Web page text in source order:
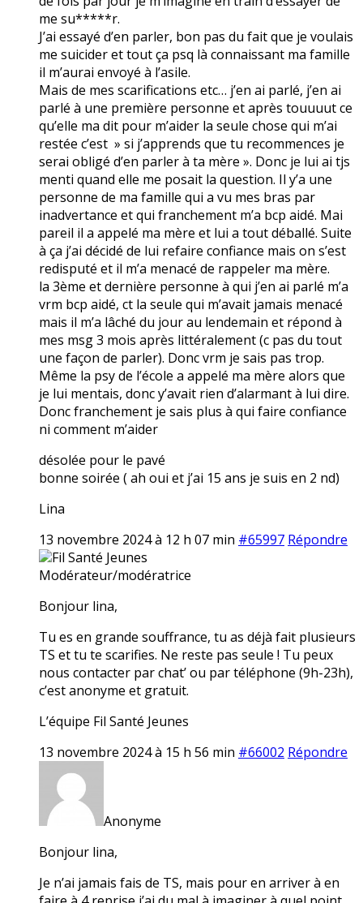
me su*****r.
J’ai essayé d’en parler, bon pas du fait que je voulais
me suicider et tout ça psq là connaissant ma famille
il m’aurai envoyé à l’asile.
Mais de mes scarifications etc… j’en ai parlé, j’en ai
parlé à une première personne et après touuuut ce
qu’elle ma dit pour m’aider la seule chose qui m’ai
restée c’est » si j’apprends que tu recommences je
serai obligé d’en parler à ta mère ». Donc je lui ai tjs
menti quand elle me posait la question. Il y’a une
personne de ma famille qui a vu mes bras par
inadvertance et qui franchement m’a bcp aidé. Mai
pareil il a appelé ma mère et lui a tout déballé. Suite
à ça j’ai décidé de lui refaire confiance mais on s’est
redisputé et il m’a menacé de rappeler ma mère.
la 3ème et dernière personne à qui j’en ai parlé m’a
vrm bcp aidé, ct la seule qui m’avait jamais menacé
mais il m’a lâché du jour au lendemain et répond à
mes msg 3 mois après littéralement (c pas du tout
une façon de parler). Donc vrm je sais pas trop.
Même la psy de l’école a appelé ma mère alors que
je lui mentais, donc y’avait rien d’alarmant à lui dire.
Donc franchement je sais plus à qui faire confiance
ni comment m’aider
désolée pour le pavé
bonne soirée ( ah oui et j’ai 15 ans je suis en 2 nd)
Lina
13 novembre 2024 à 12 h 07 min #65997 Répondre
Fil Santé Jeunes
Modérateur/modératrice
Bonjour lina,
Tu es en grande souffrance, tu as déjà fait plusieurs
TS et tu te scarifies. Ne reste pas seule ! Tu peux
nous contacter par chat’ ou par téléphone (9h-23h),
c’est anonyme et gratuit.
L’équipe Fil Santé Jeunes
13 novembre 2024 à 15 h 56 min #66002 Répondre
Anonyme
Bonjour lina,
Je n’ai jamais fais de TS, mais pour en arriver à en